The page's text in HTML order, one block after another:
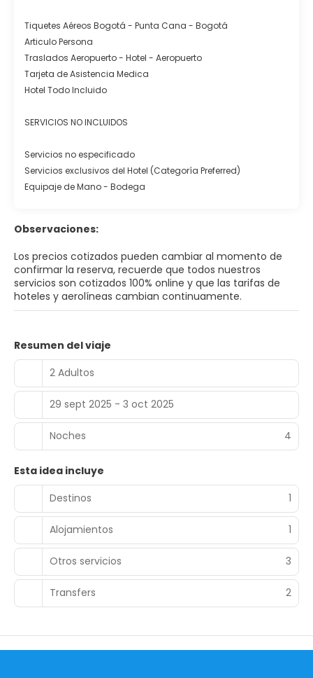
Tiquetes Aéreos Bogotá - Punta Cana - Bogotá
Articulo Persona
Traslados Aeropuerto - Hotel - Aeropuerto
Tarjeta de Asistencia Medica
Hotel Todo Incluido
SERVICIOS NO INCLUIDOS
Servicios no especificado
Servicios exclusivos del Hotel (Categoría Preferred)
Equipaje de Mano - Bodega
Observaciones:
Los precios cotizados pueden cambiar al momento de
confirmar la reserva, recuerde que todos nuestros
servicios son cotizados 100% online y que las tarifas de
hoteles y aerolíneas cambian continuamente.
Resumen del viaje
2 Adultos
29 sept 2025 - 3 oct 2025
Noches 4
Esta idea incluye
Destinos
1
Alojamientos 1
Otros servicios 3
Transfers 2